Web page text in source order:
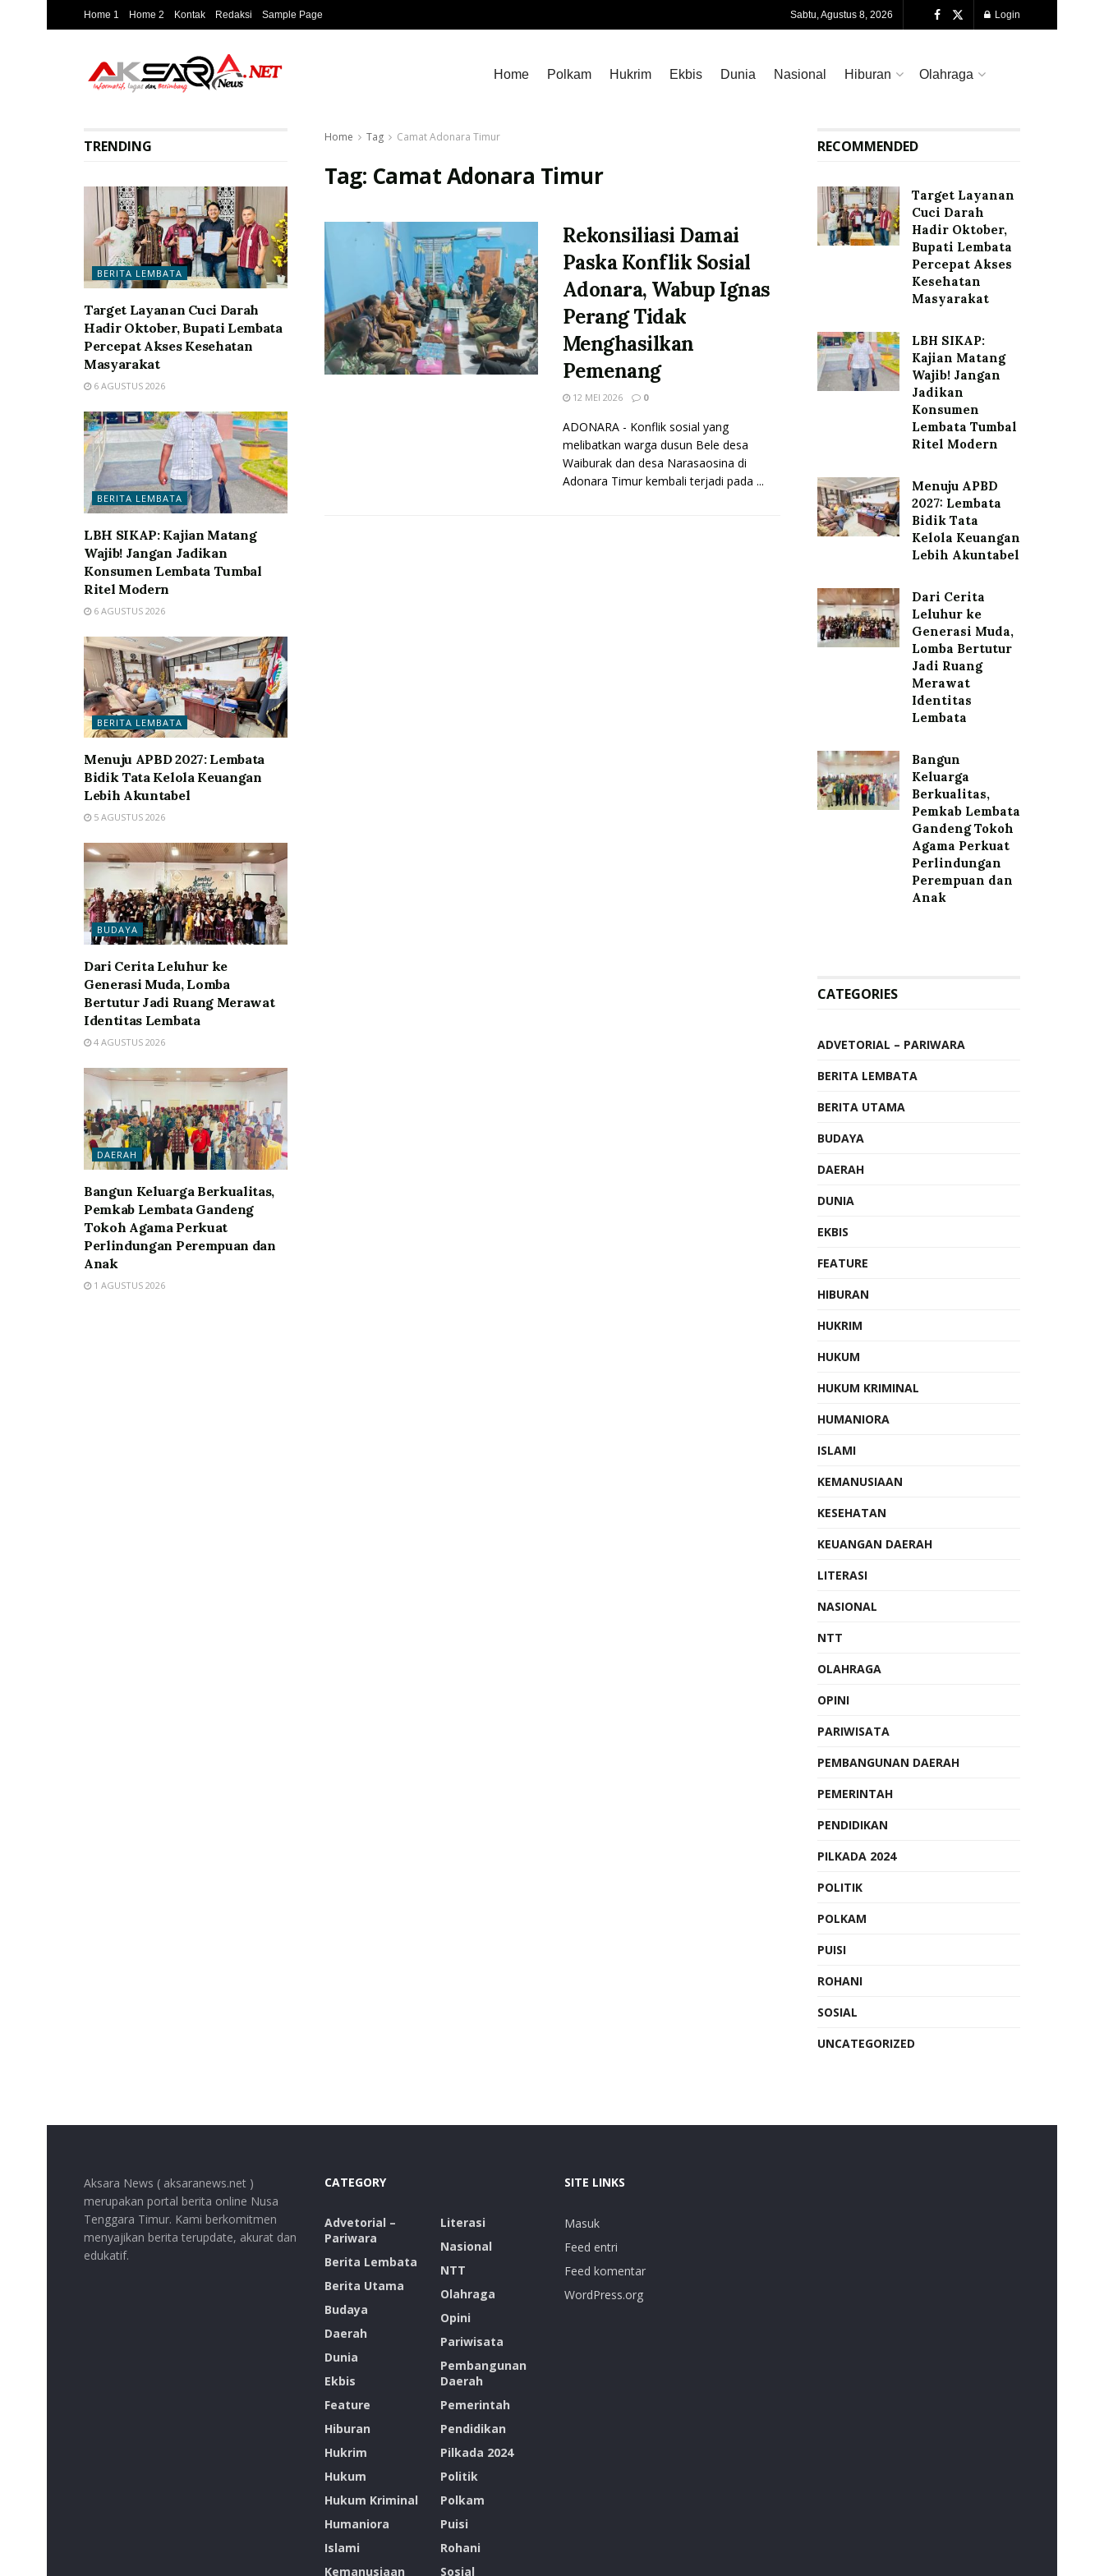
Home 1 Home 2 Kontak Redaksi Sample Page Sabtu, Agustus 8, 2026 Login
Home Polkam Hukrim Ekbis Dunia Nasional Hiburan Olahraga
Home Tag Camat Adonara Timur
Tag: Camat Adonara Timur
Rekonsiliasi Damai
Paska Konflik Sosial
Adonara, Wabup Ignas
Perang Tidak
Menghasilkan
Pemenang
12 MEI 2026 0
ADONARA - Konflik sosial yang
melibatkan warga dusun Bele desa
Waiburak dan desa Narasaosina di
Adonara Timur kembali terjadi pada ...
TRENDING
BERITA LEMBATA
Target Layanan Cuci Darah
Hadir Oktober, Bupati Lembata
Percepat Akses Kesehatan
Masyarakat
6 AGUSTUS 2026
BERITA LEMBATA
LBH SIKAP: Kajian Matang
Wajib! Jangan Jadikan
Konsumen Lembata Tumbal
Ritel Modern
6 AGUSTUS 2026
BERITA LEMBATA
Menuju APBD 2027: Lembata
Bidik Tata Kelola Keuangan
Lebih Akuntabel
5 AGUSTUS 2026
BUDAYA
Dari Cerita Leluhur ke
Generasi Muda, Lomba
Bertutur Jadi Ruang Merawat
Identitas Lembata
4 AGUSTUS 2026
DAERAH
Bangun Keluarga Berkualitas,
Pemkab Lembata Gandeng
Tokoh Agama Perkuat
Perlindungan Perempuan dan
Anak
1 AGUSTUS 2026
RECOMMENDED
Target Layanan
Cuci Darah
Hadir Oktober,
Bupati Lembata
Percepat Akses
Kesehatan
Masyarakat
LBH SIKAP:
Kajian Matang
Wajib! Jangan
Jadikan
Konsumen
Lembata Tumbal
Ritel Modern
Menuju APBD
2027: Lembata
Bidik Tata
Kelola Keuangan
Lebih Akuntabel
Dari Cerita
Leluhur ke
Generasi Muda,
Lomba Bertutur
Jadi Ruang
Merawat
Identitas
Lembata
Bangun
Keluarga
Berkualitas,
Pemkab Lembata
Gandeng Tokoh
Agama Perkuat
Perlindungan
Perempuan dan
Anak
CATEGORIES
ADVETORIAL – PARIWARA
BERITA LEMBATA
BERITA UTAMA
BUDAYA
DAERAH
DUNIA
EKBIS
FEATURE
HIBURAN
HUKRIM
HUKUM
HUKUM KRIMINAL
HUMANIORA
ISLAMI
KEMANUSIAAN
KESEHATAN
KEUANGAN DAERAH
LITERASI
NASIONAL
NTT
OLAHRAGA
OPINI
PARIWISATA
PEMBANGUNAN DAERAH
PEMERINTAH
PENDIDIKAN
PILKADA 2024
POLITIK
POLKAM
PUISI
ROHANI
SOSIAL
UNCATEGORIZED
Aksara News ( aksaranews.net )
merupakan portal berita online Nusa
Tenggara Timur. Kami berkomitmen
menyajikan berita terupdate, akurat dan
edukatif.
CATEGORY
Advetorial –
Pariwara
Berita Lembata
Berita Utama
Budaya
Daerah
Dunia
Ekbis
Feature
Hiburan
Hukrim
Hukum
Hukum Kriminal
Humaniora
Islami
Kemanusiaan
Literasi
Nasional
NTT
Olahraga
Opini
Pariwisata
Pembangunan
Daerah
Pemerintah
Pendidikan
Pilkada 2024
Politik
Polkam
Puisi
Rohani
Sosial
SITE LINKS
Masuk
Feed entri
Feed komentar
WordPress.org